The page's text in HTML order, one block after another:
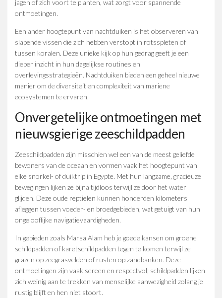
jagen of zich voort te planten, wat zorgt voor spannende
ontmoetingen.
Een ander hoogtepunt van nachtduiken is het observeren van
slapende vissen die zich hebben verstopt in rotsspleten of
tussen koralen. Deze unieke kijk op hun gedrag geeft je een
dieper inzicht in hun dagelijkse routines en
overlevingsstrategieën. Nachtduiken bieden een geheel nieuwe
manier om de diversiteit en complexiteit van mariene
ecosystemen te ervaren.
Onvergetelijke ontmoetingen met
nieuwsgierige zeeschildpadden
Zeeschildpadden zijn misschien wel een van de meest geliefde
bewoners van de oceaan en vormen vaak het hoogtepunt van
elke snorkel- of duiktrip in Egypte. Met hun langzame, gracieuze
bewegingen lijken ze bijna tijdloos terwijl ze door het water
glijden. Deze oude reptielen kunnen honderden kilometers
afleggen tussen voeder- en broedgebieden, wat getuigt van hun
ongelooflijke navigatievaardigheden.
In gebieden zoals Marsa Alam heb je goede kansen om groene
schildpadden of karetschildpadden tegen te komen terwijl ze
grazen op zeegrasvelden of rusten op zandbanken. Deze
ontmoetingen zijn vaak sereen en respectvol; schildpadden lijken
zich weinig aan te trekken van menselijke aanwezigheid zolang je
rustig blijft en hen niet stoort.